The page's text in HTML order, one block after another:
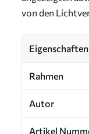
von den
Eigenschaften
Rahmen
Autor
Artikel